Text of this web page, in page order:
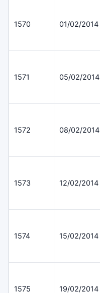
1570 01/02/2014
1571 05/02/2014
1572 08/02/2014
1573 12/02/2014
1574 15/02/2014
1575 19/02/2014